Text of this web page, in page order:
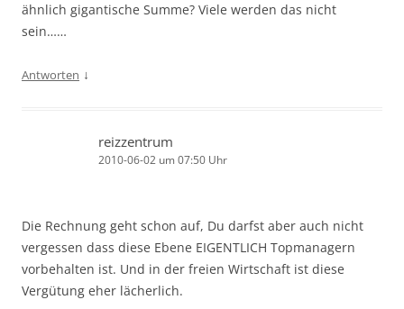
ähnlich gigantische Summe? Viele werden das nicht
sein……
Antworten ↓
reizzentrum
2010-06-02 um 07:50 Uhr
Die Rechnung geht schon auf, Du darfst aber auch nicht
vergessen dass diese Ebene EIGENTLICH Topmanagern
vorbehalten ist. Und in der freien Wirtschaft ist diese
Vergütung eher lächerlich.